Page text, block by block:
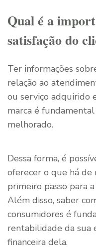
Qual é a
satisfação do
Ter informações
relação ao
ou serviço adquirido
marca é
melhorado.
Dessa forma, é
oferecer o que há
primeiro passo para a
Além disso, saber
consumidores é
rentabilidade da sua
financeira dela.